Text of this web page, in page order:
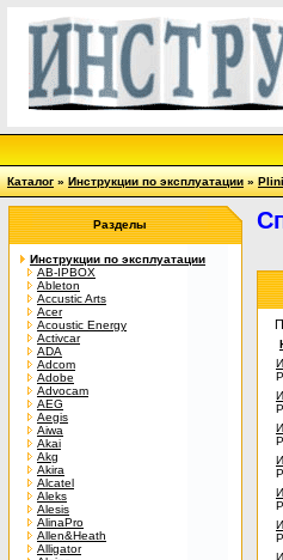
Каталог»Инструкции по эксплуатации»
Разделы
Инструкции по эксплуатации
AB-IPBOX
Ableton
Accustic Arts
Acer
Acoustic Energy
Activcar
ADA
Adcom
Adobe
Advocam
AEG
Aegis
Aiwa
Akai
Akg
Akira
Alcatel
Aleks
Alesis
AlinaPro
Allen&Heath
Alligator